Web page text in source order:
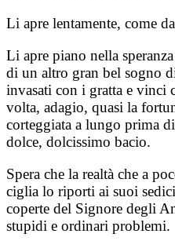
Li apre lentamente, come
Li apre piano nella
di un altro gran bel sogno
invasati con i gratta e vinci
volta, adagio, quasi la
corteggiata a lungo prima
dolce, dolcissimo bacio.
Spera che la realtà che a
ciglia lo riporti ai suoi
coperte del Signore degli
stupidi e ordinari problemi.